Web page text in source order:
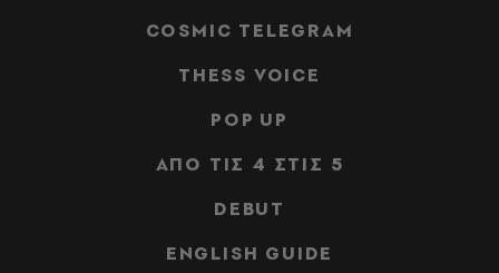
COSMIC TELEGRAM
THESS VOICE
POP UP
ΑΠΟ ΤΙΣ 4 ΣΤΙΣ 5
DEBUT
ENGLISH GUIDE